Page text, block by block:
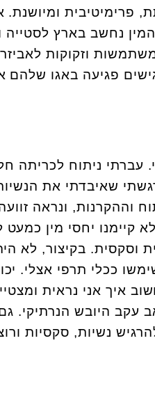
פרימיטיבית ומיושנת.
נחשב בארץ לסטייה
וזקוקות
פגיעה באגו
עברתי ניתוח לכריתה
שאיבדתי את
וההקרנות, ונראה
קיימנו יחסי מין כמעט
וסקסית. בקיצור, לא
ככלי תרפי אצלי.
איך אני נראית
עקב היובש הנרתיקי.
נשיות, סקסיות